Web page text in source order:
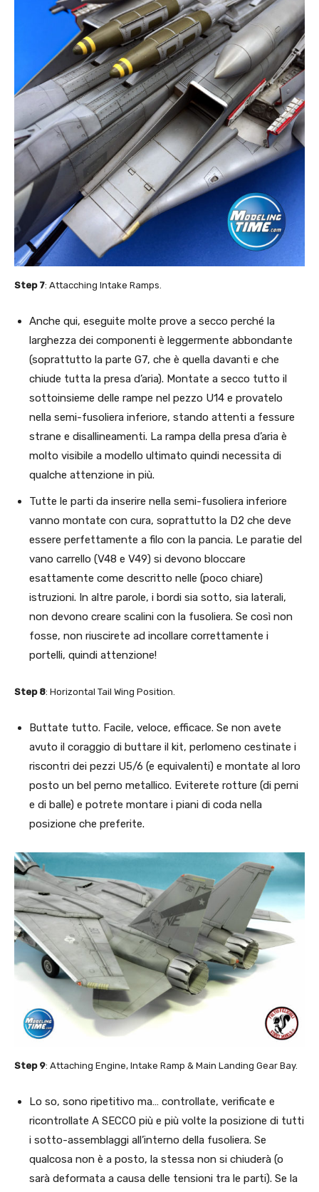
Step 7: Attacching Intake Ramps.
Anche qui, eseguite molte prove a secco perché la
larghezza dei componenti è leggermente abbondante
(soprattutto la parte G7, che è quella davanti e che
chiude tutta la presa d’aria). Montate a secco tutto il
sottoinsieme delle rampe nel pezzo U14 e provatelo
nella semi-fusoliera inferiore, stando attenti a fessure
strane e disallineamenti. La rampa della presa d’aria è
molto visibile a modello ultimato quindi necessita di
qualche attenzione in più.
Tutte le parti da inserire nella semi-fusoliera inferiore
vanno montate con cura, soprattutto la D2 che deve
essere perfettamente a filo con la pancia. Le paratie del
vano carrello (V48 e V49) si devono bloccare
esattamente come descritto nelle (poco chiare)
istruzioni. In altre parole, i bordi sia sotto, sia laterali,
non devono creare scalini con la fusoliera. Se così non
fosse, non riuscirete ad incollare correttamente i
portelli, quindi attenzione!
Step 8: Horizontal Tail Wing Position.
Buttate tutto. Facile, veloce, efficace. Se non avete
avuto il coraggio di buttare il kit, perlomeno cestinate i
riscontri dei pezzi U5/6 (e equivalenti) e montate al loro
posto un bel perno metallico. Eviterete rotture (di perni
e di balle) e potrete montare i piani di coda nella
posizione che preferite.
Step 9: Attaching Engine, Intake Ramp & Main Landing Gear Bay.
Lo so, sono ripetitivo ma… controllate, verificate e
ricontrollate A SECCO più e più volte la posizione di tutti
i sotto-assemblaggi all’interno della fusoliera. Se
qualcosa non è a posto, la stessa non si chiuderà (o
sarà deformata a causa delle tensioni tra le parti). Se la